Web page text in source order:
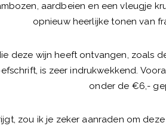
aardbeien en een vleugje
opnieuw heerlijke tonen van
deze wijn heeft ontvangen, zoals
is zeer indrukwekkend.
onder de €6,-
zou ik je zeker aanraden om